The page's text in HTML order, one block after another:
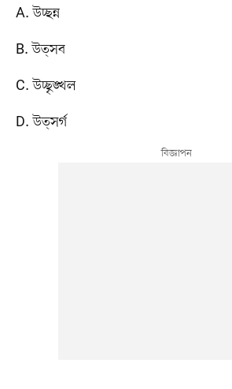
A. উচ্ছন্ন
B. উত্সব
C. উচ্ছৃঙ্খল
D. উত্সর্গ